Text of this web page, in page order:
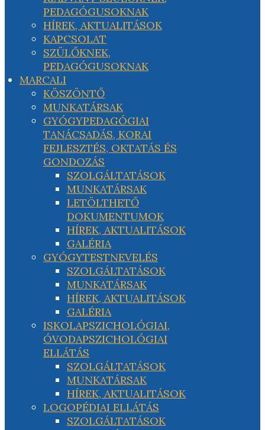
PEDAGÓGUSOKNAK
HÍREK, AKTUALITÁSOK
KAPCSOLAT
SZÜLŐKNEK,
PEDAGÓGUSOKNAK
MARCALI
KÖSZÖNTŐ
MUNKATÁRSAK
GYÓGYPEDAGÓGIAI
TANÁCSADÁS, KORAI
FEJLESZTÉS, OKTATÁS ÉS
GONDOZÁS
SZOLGÁLTATÁSOK
MUNKATÁRSAK
LETÖLTHETŐ
DOKUMENTUMOK
HÍREK, AKTUALITÁSOK
GALÉRIA
GYÓGYTESTNEVELÉS
SZOLGÁLTATÁSOK
MUNKATÁRSAK
HÍREK, AKTUALITÁSOK
GALÉRIA
ISKOLAPSZICHOLÓGIAI,
ÓVODAPSZICHOLÓGIAI
ELLÁTÁS
SZOLGÁLTATÁSOK
MUNKATÁRSAK
HÍREK, AKTUALITÁSOK
LOGOPÉDIAI ELLÁTÁS
SZOLGÁLTATÁSOK